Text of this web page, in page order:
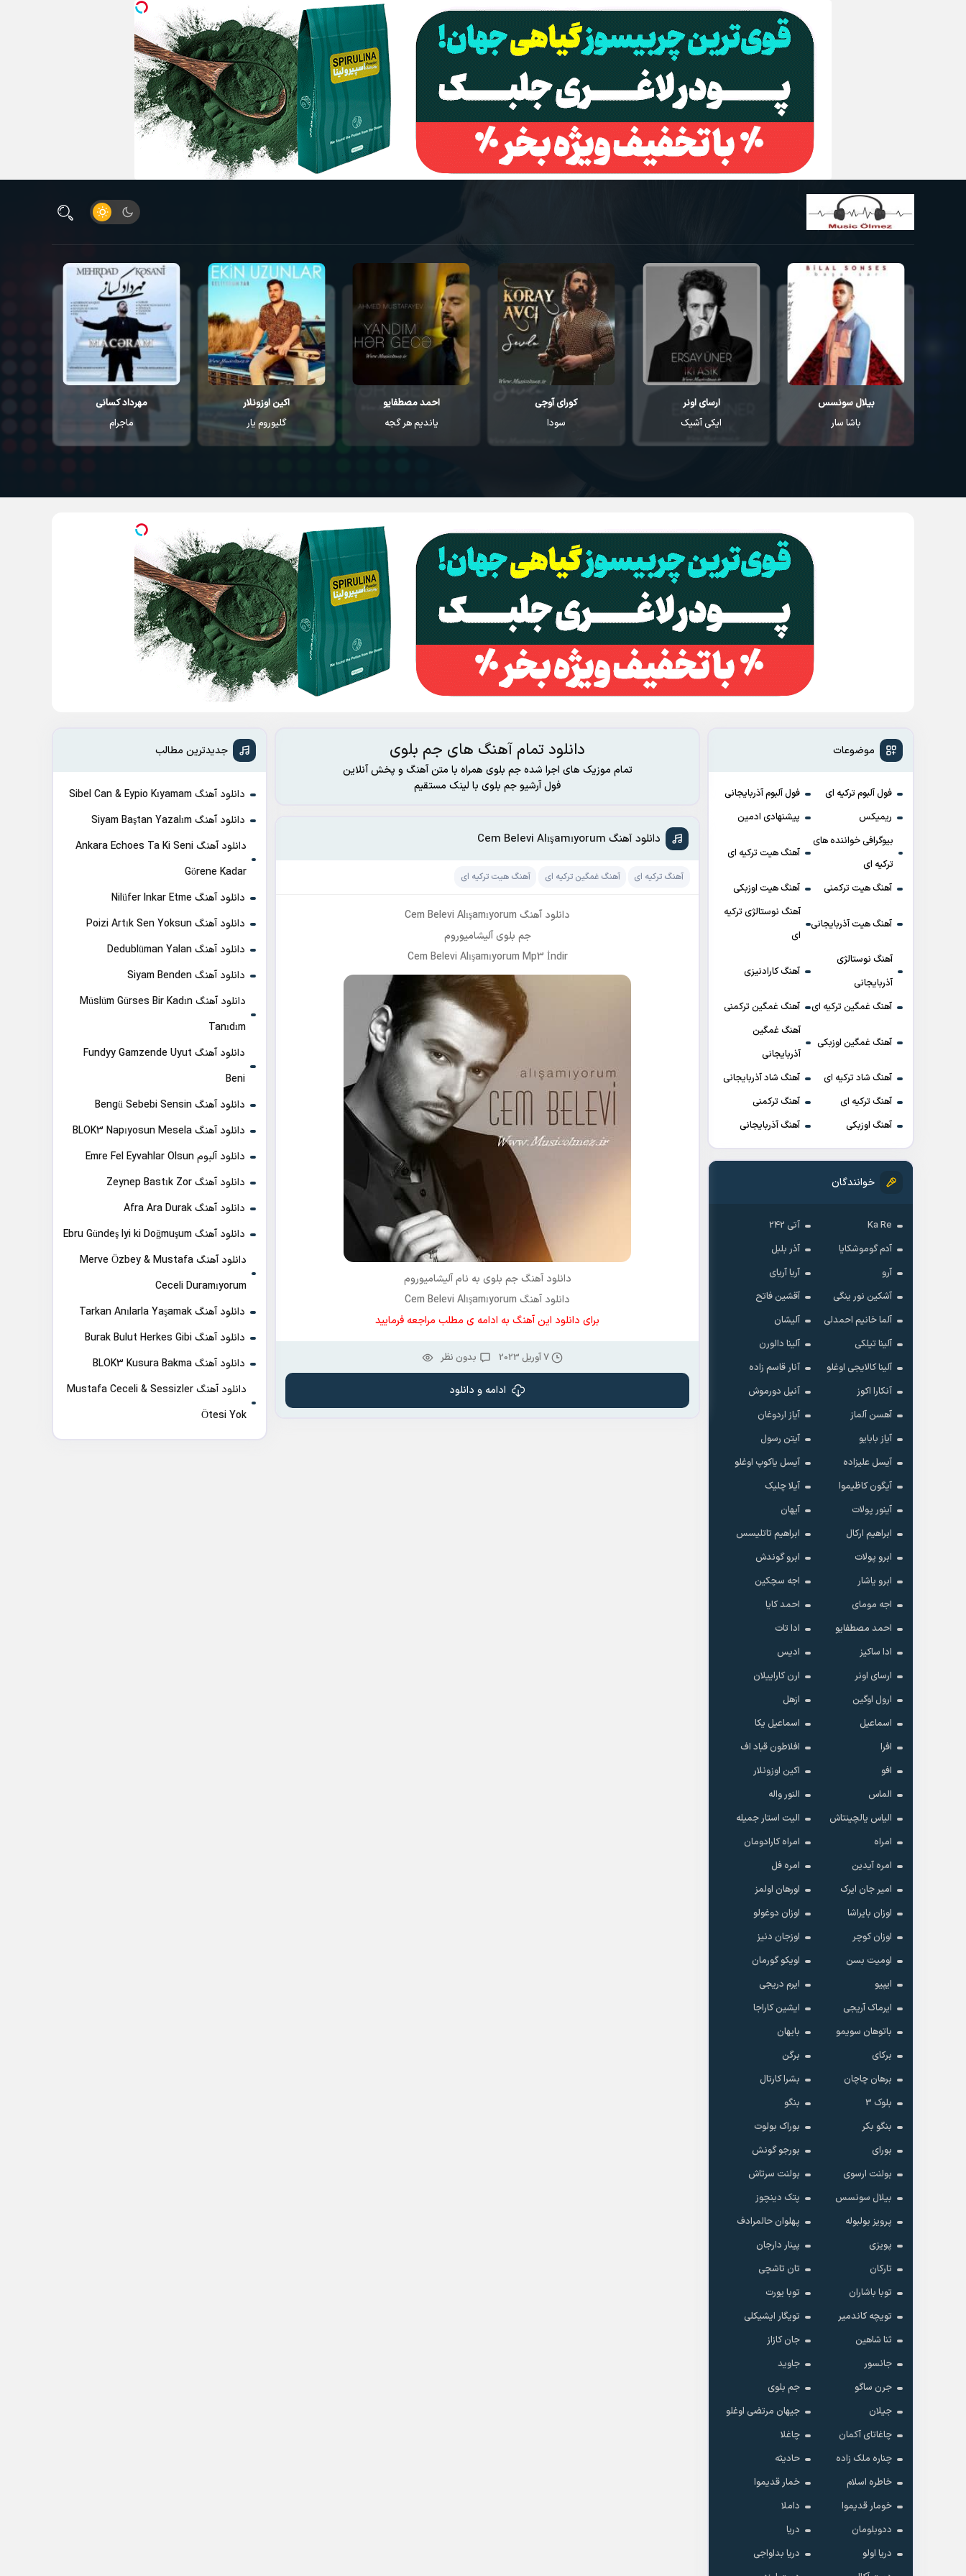
ارسای اونر
ایکی آشیک
کورای آوجی
سودا
احمد مصطفایو
یاندیم هر گجه
اکین اوزونلار
گلیوروم یار
مهرداد کسانی
ماجرام
مهرداد کسانی
اقیانوس
موضوعات
فول آلبوم ترکیه ای
فول آلبوم آذربایجانی
ریمیکس
پیشنهادی ادمین
بیوگرافی خواننده های
ترکیه ای
آهنگ هیت ترکیه ای
آهنگ هیت ترکمنی آهنگ هیت اوزبکی
آهنگ هیت آذربایجانی
آهنگ نوستالژی ترکیه
ای
آهنگ نوستالژی
آذربایجانی
آهنگ کارادنیزی
آهنگ غمگین ترکیه ای آهنگ غمگین ترکمنی
آهنگ غمگین اوزبکی
آهنگ غمگین
آذربایجانی
آهنگ شاد ترکیه ای
آهنگ شاد آذربایجانی
آهنگ ترکیه ای
آهنگ ترکمنی
آهنگ اوزبکی
آهنگ آذربایجانی
خوانندگان
Ka Re
آتی 242
آدم گوموشکایا
آذر بلبل
آرو
آریا آریای
آشکین نور ینگی
آقشین فاتح
آلما خانیم احمدلی
آلیشان
آلینا تیلکی
آلینا دالورن
آلینا کالایجی اوغلو
آنار قاسم زاده
آنکارا اکوز
آنیل دورموش
آهسن آلماز
آیاز اردوغان
آیاز بابایو
آیتن رسول
آیسل علیزاده
آیسل یاکوپ اوغلو
آیگون کاظیموا
آیلا چلیک
آینور پولات
آیهان
ابراهیم ارکال
ابراهیم تاتلیسس
ابرو پولات
ابرو گوندش
ابرو یاشار
اجه سچکین
اجه مومای
احمد کایا
احمد مصطفایو
ادا تات
ادا ساکیز
ادیس
ارسای اونر
ارن کاراییلان
ارول اوگین
ازهل
اسماعیل
اسماعیل یکا
افرا
افلاطون قباد اف
افو
اکین اوزونلار
الماس
النور واله
الیاس یالچینتاش
الیت استار جمیله
امراه
امراه کارادومان
امره آیدین
امره فل
امیر جان ایرک
اورهان اولمز
اوزان بایراشا
اوزان دوغولو
اوزان کوچر
اوزجان دنیز
اومیت بسن
اویکو گورمان
ایپیو
ایرم دریجی
ایرماک آریجی
ایشین کاراجا
باتوهان سویمو
بایهان
برکای
برگن
برهان چاچان
بشرا کارتال
بلوک 3
بنگو
بنگو بکر
بوراک بولوت
بورای
بورجو گونش
بولنت ارسوی
بولنت سرتاش
بیلال سونسس
پتک دینچوز
پرویز بولبوله
پهلوان حالمرادف
پویزی
پینار دارجان
تارکان
تان تاشچی
توبا باشاران
توبا یورت
تویچه کاندمیر
تویگار ایشیکلی
ثنا شاهین
جان کازاز
جانسور
جاوید
جرن ساگو
جم بلوی
جیلان
جیهان مرتضی اوغلو
چاغاتای آکمان
چاغلا
چناره ملک زاده
حادیثه
خاطره اسلام
خمار قدیموا
خومار قدیموا
داملا
ددوبلومان
دریا
دریا اولو
دریا بداواجی
دانلود تمام آهنگ های جم بلوی
تمام موزیک های اجرا شده جم بلوی همراه با متن آهنگ و پخش آنلاین
فول آرشیو جم بلوی با لینک مستقیم
دانلود آهنگ Cem Belevi Alışamıyorum
آهنگ ترکیه ای آهنگ غمگین ترکیه ای آهنگ هیت ترکیه ای
دانلود آهنگ Cem Belevi Alışamıyorum
جم بلوی آلیشامیوروم
Cem Belevi Alışamıyorum Mp3 İndir
دانلود آهنگ جم بلوی به نام آلیشامیوروم
دانلود آهنگ Cem Belevi Alışamıyorum
برای دانلود این آهنگ به ادامه ی مطلب مراجعه فرمایید
7 آوریل 2023 بدون نظر
ادامه و دانلود
جدیدترین مطالب
دانلود آهنگ Sibel Can & Eypio Kıyamam
دانلود آهنگ Siyam Baştan Yazalım
دانلود آهنگ Ankara Echoes Ta Ki Seni
Görene Kadar
دانلود آهنگ Nilüfer Inkar Etme
دانلود آهنگ Poizi Artık Sen Yoksun
دانلود آهنگ Dedublüman Yalan
دانلود آهنگ Siyam Benden
دانلود آهنگ Müslüm Gürses Bir Kadın
Tanıdım
دانلود آهنگ Fundyy Gamzende Uyut
Beni
دانلود آهنگ Bengü Sebebi Sensin
دانلود آهنگ BLOK3 Napıyosun Mesela
دانلود آلبوم Emre Fel Eyvahlar Olsun
دانلود آهنگ Zeynep Bastık Zor
دانلود آهنگ Afra Ara Durak
دانلود آهنگ Ebru Gündeş Iyi ki Doğmuşum
دانلود آهنگ Merve Özbey & Mustafa
Ceceli Duramıyorum
دانلود آهنگ Tarkan Anılarla Yaşamak
دانلود آهنگ Burak Bulut Herkes Gibi
دانلود آهنگ BLOK3 Kusura Bakma
دانلود آهنگ Mustafa Ceceli & Sessizler
Ötesi Yok